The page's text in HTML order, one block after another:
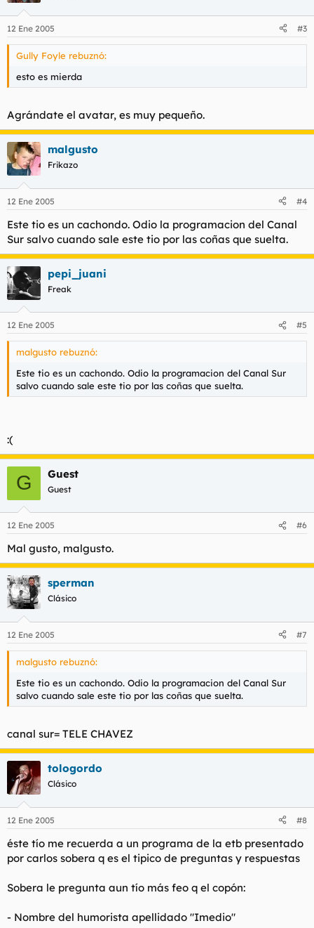
12 Ene 2005 #3
Gully Foyle rebuznó:
esto es mierda
Agrándate el avatar, es muy pequeño.
malgusto
Frikazo
12 Ene 2005 #4
Este tio es un cachondo. Odio la programacion del Canal
Sur salvo cuando sale este tio por las coñas que suelta.
pepi_juani
Freak
12 Ene 2005 #5
malgusto rebuznó:
Este tio es un cachondo. Odio la programacion del Canal Sur
salvo cuando sale este tio por las coñas que suelta.
:(
G Guest
Guest
12 Ene 2005 #6
Mal gusto, malgusto.
sperman
Clásico
12 Ene 2005 #7
malgusto rebuznó:
Este tio es un cachondo. Odio la programacion del Canal Sur
salvo cuando sale este tio por las coñas que suelta.
canal sur= TELE CHAVEZ
tologordo
Clásico
12 Ene 2005 #8
éste tío me recuerda a un programa de la etb presentado
por carlos sobera q es el tipico de preguntas y respuestas
Sobera le pregunta aun tío más feo q el copón:
- Nombre del humorista apellidado "Imedio"